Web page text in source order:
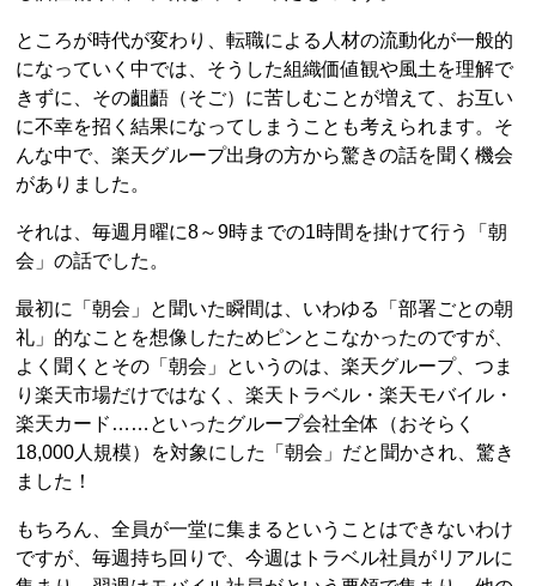
ところが時代が変わり、転職による人材の流動化が一般的
になっていく中では、そうした組織価値観や風土を理解で
きずに、その齟齬（そご）に苦しむことが増えて、お互い
に不幸を招く結果になってしまうことも考えられます。そ
んな中で、楽天グループ出身の方から驚きの話を聞く機会
がありました。
それは、毎週月曜に8～9時までの1時間を掛けて行う「朝
会」の話でした。
最初に「朝会」と聞いた瞬間は、いわゆる「部署ごとの朝
礼」的なことを想像したためピンとこなかったのですが、
よく聞くとその「朝会」というのは、楽天グループ、つま
り楽天市場だけではなく、楽天トラベル・楽天モバイル・
楽天カード……といったグループ会社全体（おそらく
18,000人規模）を対象にした「朝会」だと聞かされ、驚き
ました！
もちろん、全員が一堂に集まるということはできないわけ
ですが、毎週持ち回りで、今週はトラベル社員がリアルに